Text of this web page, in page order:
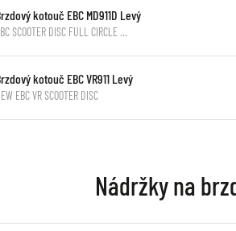
kotouč EBC MD911D Levý
SCOOTER DISC FULL CIRCLE …
kotouč EBC VR911 Levý
EBC VR SCOOTER DISC
Nádržky na